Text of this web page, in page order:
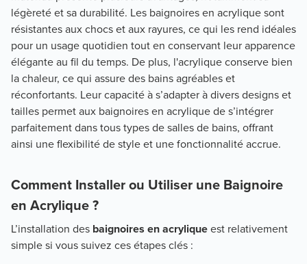
légèreté et sa durabilité. Les baignoires en acrylique sont
résistantes aux chocs et aux rayures, ce qui les rend idéales
pour un usage quotidien tout en conservant leur apparence
élégante au fil du temps. De plus, l'acrylique conserve bien
la chaleur, ce qui assure des bains agréables et
réconfortants. Leur capacité à s’adapter à divers designs et
tailles permet aux baignoires en acrylique de s’intégrer
parfaitement dans tous types de salles de bains, offrant
ainsi une flexibilité de style et une fonctionnalité accrue.
Comment Installer ou Utiliser une Baignoire
en Acrylique ?
L’installation des baignoires en acryliqueest relativement
simple si vous suivez ces étapes clés :